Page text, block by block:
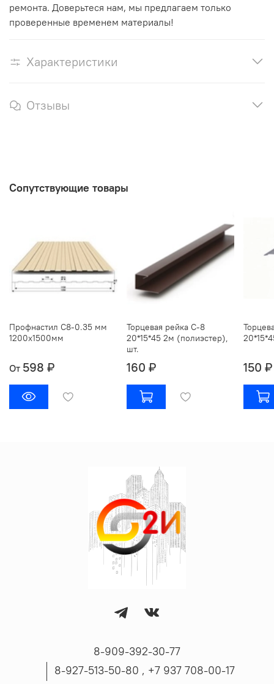
ремонта. Доверьтеся нам, мы предлагаем только
проверенные временем материалы!
Характеристики
Отзывы
Сопутствующие товары
Профнастил С8-0.35 мм
1200х1500мм
От 598 ₽
Торцевая рейка С-8
20*15*45 2м (полиэстер),
шт.
160 ₽ 150 ₽
8-909-392-30-77
8-927-513-50-80 , ‪+7 937 708-00-17